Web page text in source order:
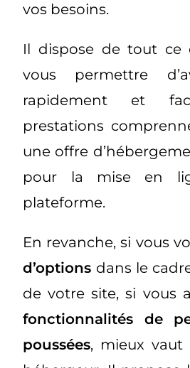
vos besoins.
Il dispose de tout ce
vous permettre
rapidement et
prestations
une offre
pour la mise en
plateforme.
En revanche, si vous
d’options dans le
de votre site, si vous
fonctionnalités de
poussées, mieux